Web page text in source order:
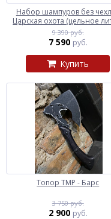
Набор шампуров без
Царская охота (цельное
9 390 руб.
7 590 руб.
Купить
Топор ТМР - Барс
3 750 руб.
2 900 руб.